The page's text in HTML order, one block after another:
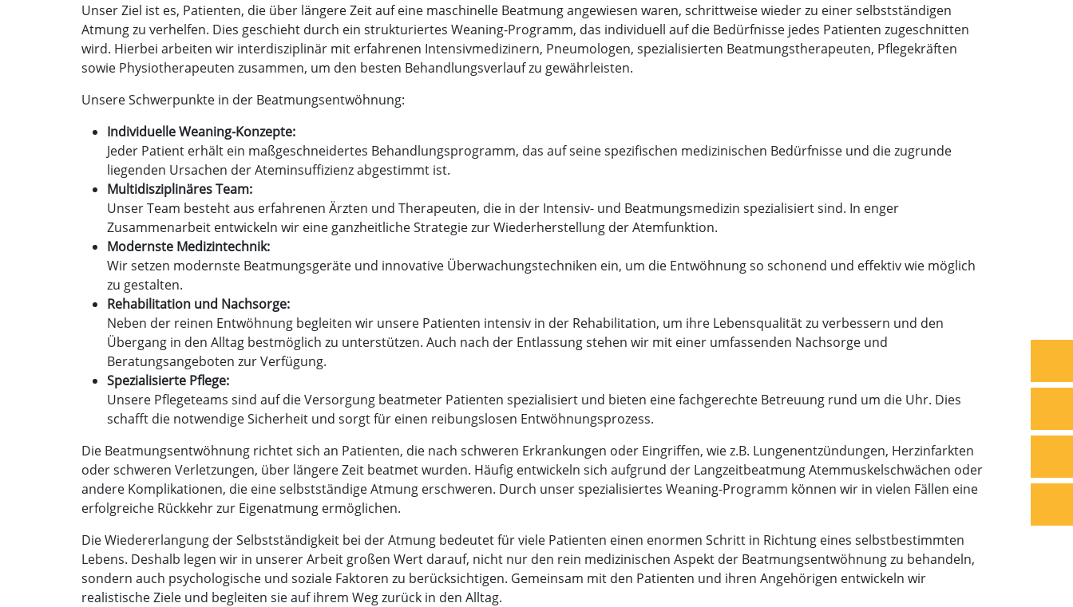
Unser Ziel ist es, Patienten, die über längere Zeit auf eine maschinelle Beatmung angewiesen waren, schrittweise wieder zu einer selbstständigen
Atmung zu verhelfen. Dies geschieht durch ein strukturiertes Weaning-Programm, das individuell auf die Bedürfnisse jedes Patienten zugeschnitten
wird. Hierbei arbeiten wir interdisziplinär mit erfahrenen Intensivmedizinern, Pneumologen, spezialisierten Beatmungstherapeuten, Pflegekräften
sowie Physiotherapeuten zusammen, um den besten Behandlungsverlauf zu gewährleisten.
Unsere Schwerpunkte in der Beatmungsentwöhnung:
Individuelle Weaning-Konzepte:
Jeder Patient erhält ein maßgeschneidertes Behandlungsprogramm, das auf seine spezifischen medizinischen Bedürfnisse und die zugrunde
liegenden Ursachen der Ateminsuffizienz abgestimmt ist.
Multidisziplinäres Team:
Unser Team besteht aus erfahrenen Ärzten und Therapeuten, die in der Intensiv- und Beatmungsmedizin spezialisiert sind. In enger
Zusammenarbeit entwickeln wir eine ganzheitliche Strategie zur Wiederherstellung der Atemfunktion.
Modernste Medizintechnik:
Wir setzen modernste Beatmungsgeräte und innovative Überwachungstechniken ein, um die Entwöhnung so schonend und effektiv wie möglich
zu gestalten.
Rehabilitation und Nachsorge:
Neben der reinen Entwöhnung begleiten wir unsere Patienten intensiv in der Rehabilitation, um ihre Lebensqualität zu verbessern und den
Übergang in den Alltag bestmöglich zu unterstützen. Auch nach der Entlassung stehen wir mit einer umfassenden Nachsorge und
Beratungsangeboten zur Verfügung.
Spezialisierte Pflege:
Unsere Pflegeteams sind auf die Versorgung beatmeter Patienten spezialisiert und bieten eine fachgerechte Betreuung rund um die Uhr. Dies
schafft die notwendige Sicherheit und sorgt für einen reibungslosen Entwöhnungsprozess.
Die Beatmungsentwöhnung richtet sich an Patienten, die nach schweren Erkrankungen oder Eingriffen, wie z.B. Lungenentzündungen, Herzinfarkten
oder schweren Verletzungen, über längere Zeit beatmet wurden. Häufig entwickeln sich aufgrund der Langzeitbeatmung Atemmuskelschwächen oder
andere Komplikationen, die eine selbstständige Atmung erschweren. Durch unser spezialisiertes Weaning-Programm können wir in vielen Fällen eine
erfolgreiche Rückkehr zur Eigenatmung ermöglichen.
Die Wiedererlangung der Selbstständigkeit bei der Atmung bedeutet für viele Patienten einen enormen Schritt in Richtung eines selbstbestimmten
Lebens. Deshalb legen wir in unserer Arbeit großen Wert darauf, nicht nur den rein medizinischen Aspekt der Beatmungsentwöhnung zu behandeln,
sondern auch psychologische und soziale Faktoren zu berücksichtigen. Gemeinsam mit den Patienten und ihren Angehörigen entwickeln wir
realistische Ziele und begleiten sie auf ihrem Weg zurück in den Alltag.